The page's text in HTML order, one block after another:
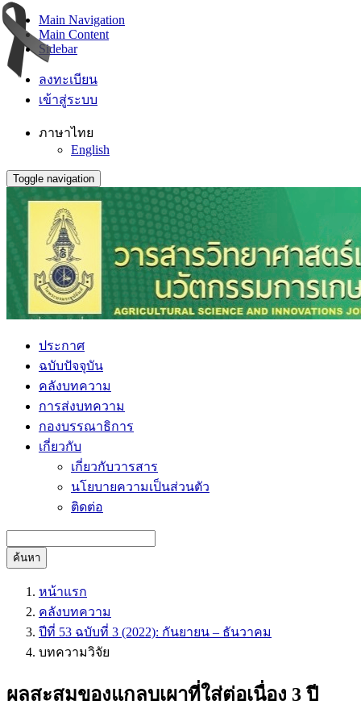
Main Navigation
Main Content
Sidebar
ลงทะเบียน
เข้าสู่ระบบ
ภาษาไทย
English
Toggle navigation
ประกาศ
ฉบับปัจจุบัน
คลังบทความ
การส่งบทความ
กองบรรณาธิการ
เกี่ยวกับ
เกี่ยวกับวารสาร
นโยบายความเป็นส่วนตัว
ติดต่อ
ค้นหา
หน้าแรก
คลังบทความ
ปีที่ 53 ฉบับที่ 3 (2022): กันยายน – ธันวาคม
บทความวิจัย
ผลสะสมของแกลบเผาที่ใส่ต่อเนื่อง 3 ปี